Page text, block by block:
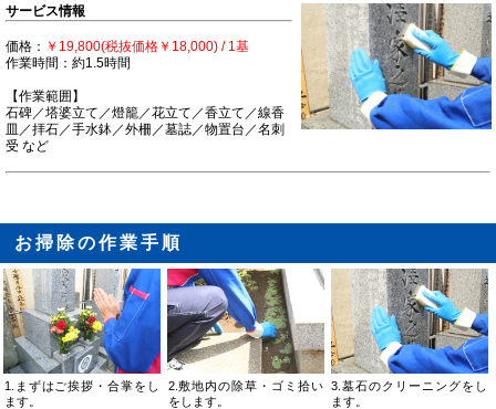
サービス情報
価格： ￥19,800(税抜価格￥18,000) / 1基
作業時間：約1.5時間
【作業範囲】
石碑／塔婆立て／燈籠／花立て／香立て／線香
皿／拝石／手水鉢／外柵／墓誌／物置台／名刺
受 など
お掃除の作業手順
1.まずはご挨拶・合掌をし
ます。
2.敷地内の除草・ゴミ拾い
をします。
3.墓石のクリーニングをし
ます。